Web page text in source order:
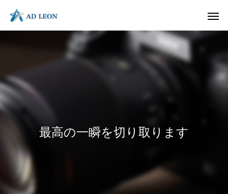
最高の一瞬を切り取ります